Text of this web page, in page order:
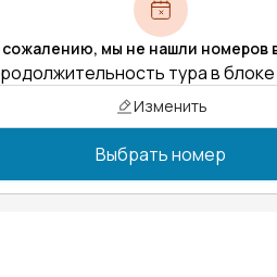
сожалению, мы не нашли номеров
тура в
Изменить
Выбрать номер